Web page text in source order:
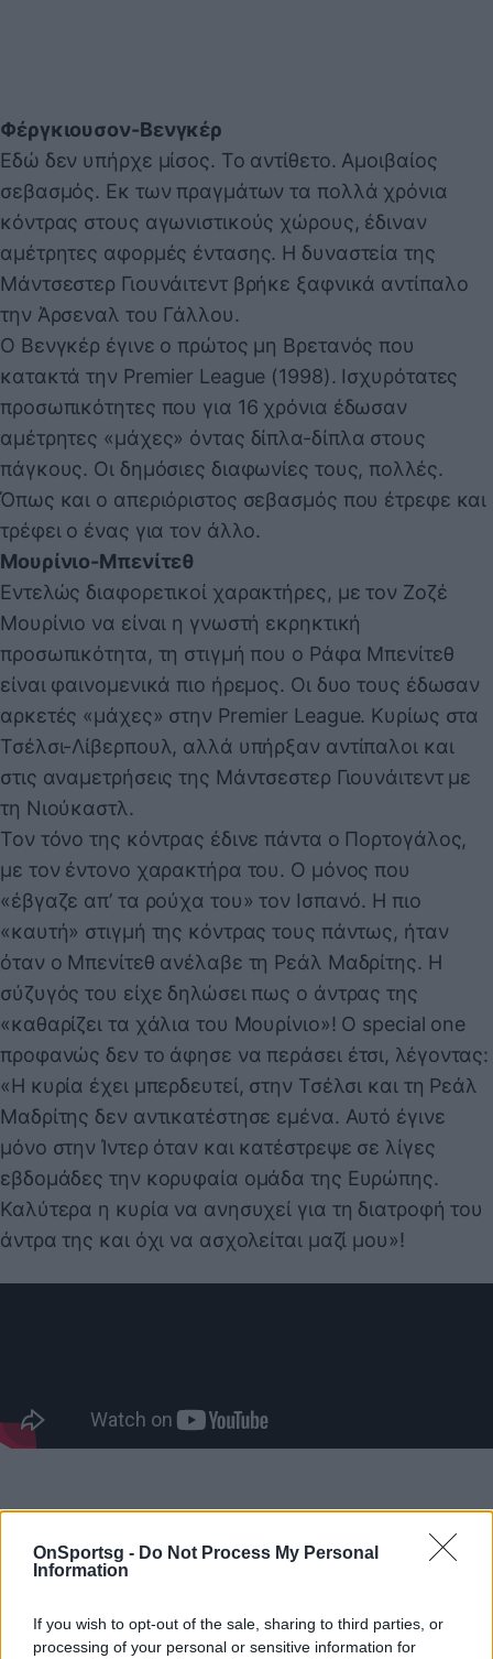
OnSportsg - Do Not Process My Personal
Information
If you wish to opt-out of the sale, sharing to third parties, or
processing of your personal or sensitive information for
Φέργκιουσον-Βενγκέρ
Εδώ δεν υπήρχε μίσος. Το αντίθετο. Αμοιβαίος
σεβασμός. Εκ των πραγμάτων τα πολλά χρόνια
κόντρας στους αγωνιστικούς χώρους, έδιναν
αμέτρητες αφορμές έντασης. Η δυναστεία της
Μάντσεστερ Γιουνάιτεντ βρήκε ξαφνικά αντίπαλο
την Άρσεναλ του Γάλλου.
Ο Βενγκέρ έγινε ο πρώτος μη Βρετανός που
κατακτά την Premier League (1998). Ισχυρότατες
προσωπικότητες που για 16 χρόνια έδωσαν
αμέτρητες «μάχες» όντας δίπλα-δίπλα στους
πάγκους. Οι δημόσιες διαφωνίες τους, πολλές.
Όπως και ο απεριόριστος σεβασμός που έτρεφε και
τρέφει ο ένας για τον άλλο.
Μουρίνιο-Μπενίτεθ
Εντελώς διαφορετικοί χαρακτήρες, με τον Ζοζέ
Μουρίνιο να είναι η γνωστή εκρηκτική
προσωπικότητα, τη στιγμή που ο Ράφα Μπενίτεθ
είναι φαινομενικά πιο ήρεμος. Οι δυο τους έδωσαν
αρκετές «μάχες» στην Premier League. Κυρίως στα
Τσέλσι-Λίβερπουλ, αλλά υπήρξαν αντίπαλοι και
στις αναμετρήσεις της Μάντσεστερ Γιουνάιτεντ με
τη Νιούκαστλ.
Τον τόνο της κόντρας έδινε πάντα ο Πορτογάλος,
με τον έντονο χαρακτήρα του. Ο μόνος που
«έβγαζε απ’ τα ρούχα του» τον Ισπανό. Η πιο
«καυτή» στιγμή της κόντρας τους πάντως, ήταν
όταν ο Μπενίτεθ ανέλαβε τη Ρεάλ Μαδρίτης. Η
σύζυγός του είχε δηλώσει πως ο άντρας της
«καθαρίζει τα χάλια του Μουρίνιο»! Ο special one
προφανώς δεν το άφησε να περάσει έτσι, λέγοντας:
«Η κυρία έχει μπερδευτεί, στην Τσέλσι και τη Ρεάλ
Μαδρίτης δεν αντικατέστησε εμένα. Αυτό έγινε
μόνο στην Ίντερ όταν και κατέστρεψε σε λίγες
εβδομάδες την κορυφαία ομάδα της Ευρώπης.
Καλύτερα η κυρία να ανησυχεί για τη διατροφή του
άντρα της και όχι να ασχολείται μαζί μου»!
Φέργκιουσον-Νταλγκλίς
Μεγαλωμένοι στη Γλασκώβη υπήρξαν παίκτες των
Ρέιντζερς και της Σέλτικ. Η αντιπαλότητά τους